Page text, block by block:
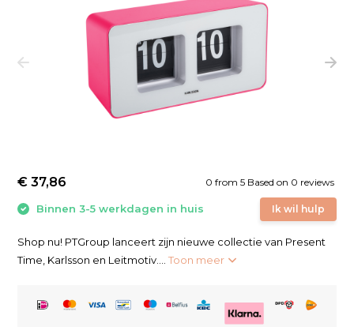
0 from 5 Based on 0 reviews
Ik wil hulp
€ 37,86
Binnen 3-5 werkdagen in huis
Shop nu! PTGroup lanceert zijn nieuwe collectie van Present
Time, Karlsson en Leitmotiv....Toon meer